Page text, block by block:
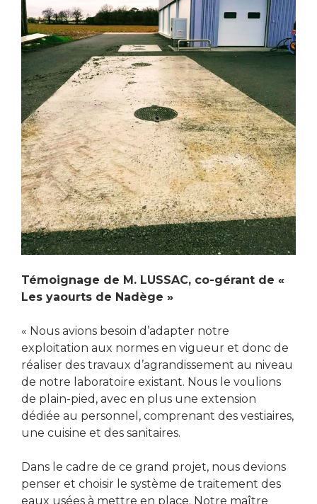
Témoignage de M. LUSSAC, co-gérant de «
Les yaourts de Nadège »
« Nous avions besoin d’adapter notre
exploitation aux normes en vigueur et donc de
réaliser des travaux d’agrandissement au niveau
de notre laboratoire existant. Nous le voulions
de plain-pied, avec en plus une extension
dédiée au personnel, comprenant des vestiaires,
une cuisine et des sanitaires.
Dans le cadre de ce grand projet, nous devions
penser et choisir le système de traitement des
eaux usées à mettre en place. Notre maître